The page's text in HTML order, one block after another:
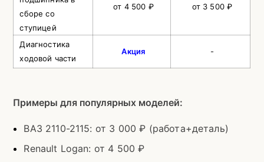
сборе со
ступицей
от 4 500 ₽ от 3 500 ₽
Диагностика
ходовой части
Акция -
Примеры для популярных моделей:
ВАЗ 2110-2115: от 3 000 ₽ (работа+деталь)
Renault Logan: от 4 500 ₽